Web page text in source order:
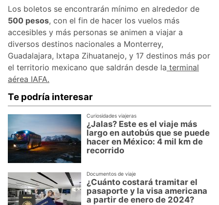
Los boletos se encontrarán mínimo en alrededor de
500 pesos, con el fin de hacer los vuelos más
accesibles y más personas se animen a viajar a
diversos destinos nacionales a Monterrey,
Guadalajara, Ixtapa Zihuatanejo, y 17 destinos más por
el territorio mexicano que saldrán desde la terminal
aérea IAFA.
Te podría interesar
Curiosidades viajeras
¿Jalas? Este es el viaje más
largo en autobús que se puede
hacer en México: 4 mil km de
recorrido
Documentos de viaje
¿Cuánto costará tramitar el
pasaporte y la visa americana
a partir de enero de 2024?